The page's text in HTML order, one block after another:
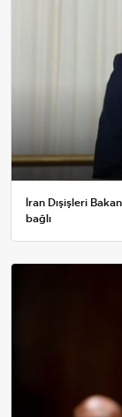
İran Dışişleri
bağlı